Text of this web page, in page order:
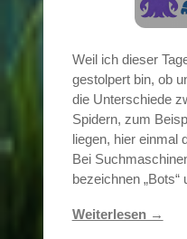
Weil ich dieser
gestolpert bin, ob
die Unterschiede
Spidern, zum
liegen, hier einmal
Bei
bezeichnen „Bots“
Weiterlesen →